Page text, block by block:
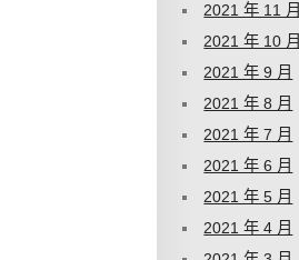
2021 年 11 月
2021 年 10 月
2021 年 9 月
2021 年 8 月
2021 年 7 月
2021 年 6 月
2021 年 5 月
2021 年 4 月